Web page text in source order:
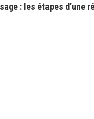
: les étapes d’une